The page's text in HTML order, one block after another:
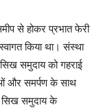
से होकर प्रभात फेरी
किया था। संस्था
समुदाय को गहराई
और समर्पण के साथ
सिख समुदाय के